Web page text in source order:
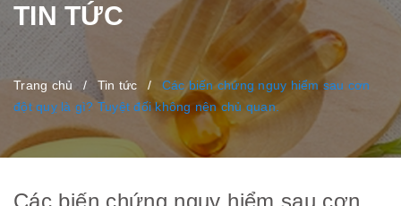
TIN TỨC
Trang chủ / Tin tức /
Các biến chứng nguy hiểm sau cơn
đột quỵ là gì? Tuyệt đối không nên chủ quan.
Các biến chứng nguy hiểm sau cơn